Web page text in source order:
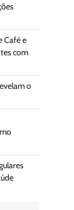
Café e
com
o